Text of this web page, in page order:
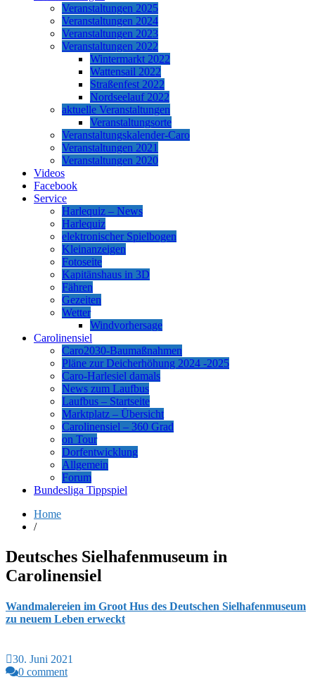
Veranstaltungen 2025
Veranstaltungen 2024
Veranstaltungen 2023
Veranstaltungen 2022
Wintermarkt 2022
Wattensail 2022
Straßenfest 2022
Nordseelauf 2022
aktuelle Veranstaltungen
Veranstaltungsorte
Veranstaltungskalender-Caro
Veranstaltungen 2021
Veranstaltungen 2020
Videos
Facebook
Service
Harlequiz – News
Harlequiz
elektronischer Spielbogen
Kleinanzeigen
Fotoseite
Kapitänshaus in 3D
Fähren
Gezeiten
Wetter
Windvorhersage
Carolinensiel
Caro2030-Baumaßnahmen
Pläne zur Deicherhöhung 2024 -2025
Caro-Harlesiel damals
News zum Laufbus
Laufbus – Startseite
Marktplatz – Übersicht
Carolinensiel – 360 Grad
on Tour
Dorfentwicklung
Allgemein
Forum
Bundesliga Tippspiel
Home
/
Deutsches Sielhafenmuseum in
Carolinensiel
Wandmalereien im Groot Hus des Deutschen Sielhafenmuseum
zu neuem Leben erweckt
30. Juni 2021
0 comment